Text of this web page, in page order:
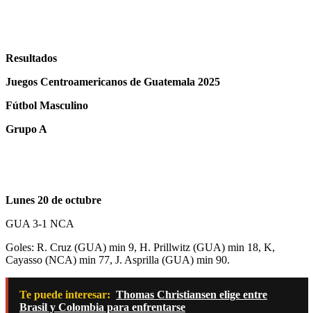
Resultados
Juegos Centroamericanos de Guatemala 2025
Fútbol Masculino
Grupo A
Lunes 20 de octubre
GUA 3-1 NCA
Goles: R. Cruz (GUA) min 9, H. Prillwitz (GUA) min 18, K,
Cayasso (NCA) min 77, J. Asprilla (GUA) min 90.
Te puede interesar: Thomas Christiansen elige entre
Brasil y Colombia para enfrentarse